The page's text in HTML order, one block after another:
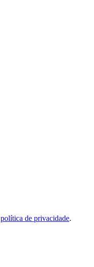
política de privacidade.